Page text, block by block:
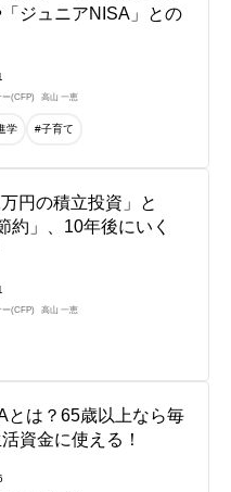
ジュニアNISA」との
ー(CFP) 高山 一恵
学 #子育て
円の積立投資」と
約」、10年後にいく
ー(CFP) 高山 一恵
とは？65歳以上なら毎
資金に使える！